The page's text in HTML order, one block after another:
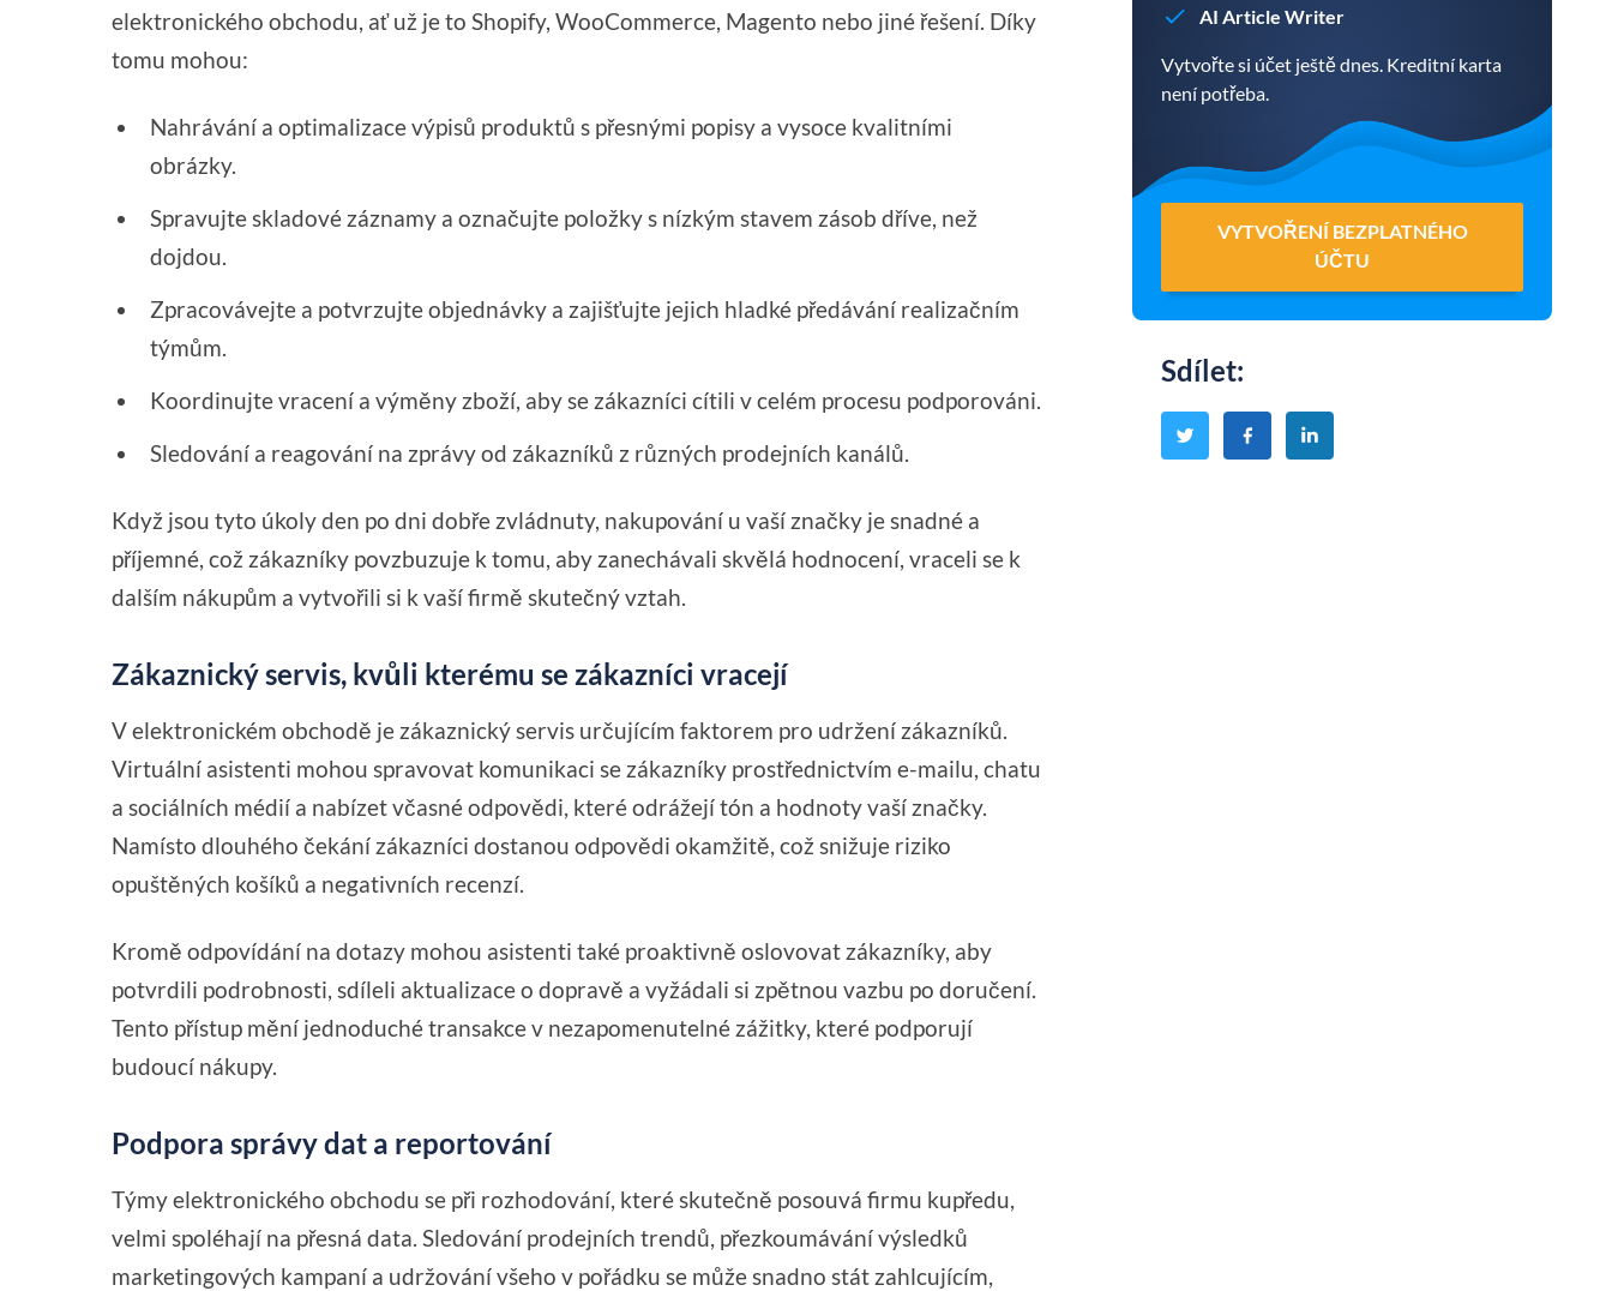
elektronického obchodu, ať už je to Shopify, WooCommerce, Magento nebo jiné řešení. Díky
tomu mohou:
Nahrávání a optimalizace výpisů produktů s přesnými popisy a vysoce kvalitními
obrázky.
Spravujte skladové záznamy a označujte položky s nízkým stavem zásob dříve, než
dojdou.
Zpracovávejte a potvrzujte objednávky a zajišťujte jejich hladké předávání realizačním
týmům.
Koordinujte vracení a výměny zboží, aby se zákazníci cítili v celém procesu podporováni.
Sledování a reagování na zprávy od zákazníků z různých prodejních kanálů.
Když jsou tyto úkoly den po dni dobře zvládnuty, nakupování u vaší značky je snadné a
příjemné, což zákazníky povzbuzuje k tomu, aby zanechávali skvělá hodnocení, vraceli se k
dalším nákupům a vytvořili si k vaší firmě skutečný vztah.
Zákaznický servis, kvůli kterému se zákazníci vracejí
V elektronickém obchodě je zákaznický servis určujícím faktorem pro udržení zákazníků.
Virtuální asistenti mohou spravovat komunikaci se zákazníky prostřednictvím e-mailu, chatu
a sociálních médií a nabízet včasné odpovědi, které odrážejí tón a hodnoty vaší značky.
Namísto dlouhého čekání zákazníci dostanou odpovědi okamžitě, což snižuje riziko
opuštěných košíků a negativních recenzí.
Kromě odpovídání na dotazy mohou asistenti také proaktivně oslovovat zákazníky, aby
potvrdili podrobnosti, sdíleli aktualizace o dopravě a vyžádali si zpětnou vazbu po doručení.
Tento přístup mění jednoduché transakce v nezapomenutelné zážitky, které podporují
budoucí nákupy.
Podpora správy dat a reportování
Týmy elektronického obchodu se při rozhodování, které skutečně posouvá firmu kupředu,
velmi spoléhají na přesná data. Sledování prodejních trendů, přezkoumávání výsledků
marketingových kampaní a udržování všeho v pořádku se může snadno stát zahlcujícím,
AI Article Writer
Vytvořte si účet ještě dnes. Kreditní karta
není potřeba.
VYTVOŘENÍ BEZPLATNÉHO
ÚČTU
Sdílet: